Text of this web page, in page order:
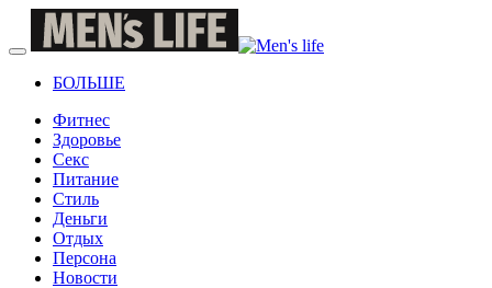
БОЛЬШЕ
Фитнес
Здоровье
Секс
Питание
Стиль
Деньги
Отдых
Персона
Новости